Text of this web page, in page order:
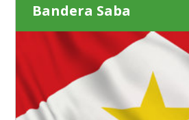
Bandera Saba